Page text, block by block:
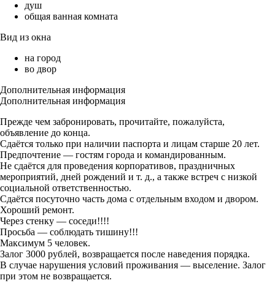
душ
общая ванная комната
Вид из окна
на город
во двор
Дополнительная информация
Дополнительная информация
Прежде чем забронировать, прочитайте, пожалуйста,
объявление до конца.
Сдаётся только при наличии паспорта и лицам старше 20 лет.
Предпочтение — гостям города и командированным.
Не сдаётся для проведения корпоративов, праздничных
мероприятий, дней рождений и т. д., а также встреч с низкой
социальной ответственностью.
Сдаётся посуточно часть дома с отдельным входом и двором.
Хороший ремонт.
Через стенку — соседи!!!!
Просьба — соблюдать тишину!!!
Максимум 5 человек.
Залог 3000 рублей, возвращается после наведения порядка.
В случае нарушения условий проживания — выселение. Залог
при этом не возвращается.